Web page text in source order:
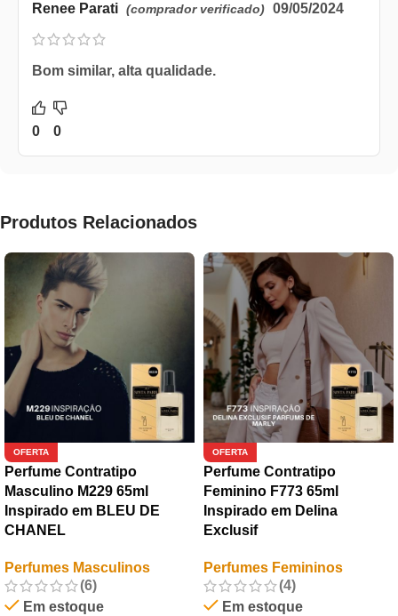
Renee Parati (comprador verificado) 09/05/2024
Bom similar, alta qualidade.
0 0
Produtos Relacionados
OFERTA
Perfume Contratipo
Masculino M229 65ml
Inspirado em BLEU DE
CHANEL
Perfumes Masculinos
(6)
Em estoque
OFERTA
Perfume Contratipo
Feminino F773 65ml
Inspirado em Delina
Exclusif
Perfumes Femininos
(4)
Em estoque